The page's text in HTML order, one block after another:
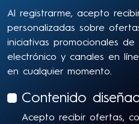
Al registrarme, acepto
personalizadas sobre
iniciativas promocionales
electrónico y canales en
en cualquier momento.
Contenido
Acepto recibir ofertas,